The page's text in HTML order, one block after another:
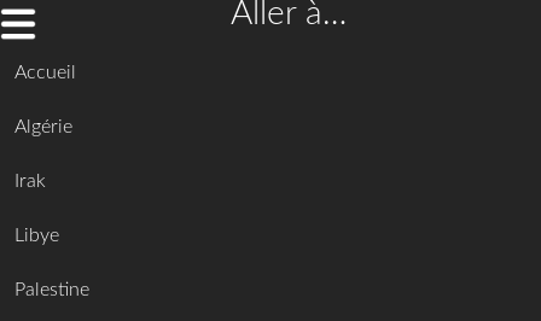
Aller à…
Accueil
Algérie
Irak
Libye
Palestine